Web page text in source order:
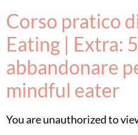
Corso pratico
Eating | Extra:
abbandonare
mindful eater
You are unauthorized to